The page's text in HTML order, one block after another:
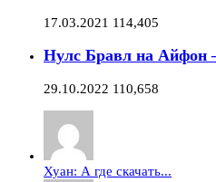
17.03.2021 114,405
Нулс Бравл на Айфон
29.10.2022 110,658
Хуан: А где скачать...